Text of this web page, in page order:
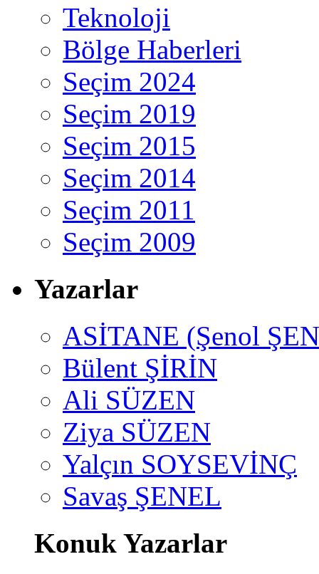
Teknoloji
Bölge Haberleri
Seçim 2024
Seçim 2019
Seçim 2015
Seçim 2014
Seçim 2011
Seçim 2009
Yazarlar
ASİTANE (Şenol
Bülent ŞİRİN
Ali SÜZEN
Ziya SÜZEN
Yalçın SOYSEVİNÇ
Savaş ŞENEL
Konuk Yazarlar